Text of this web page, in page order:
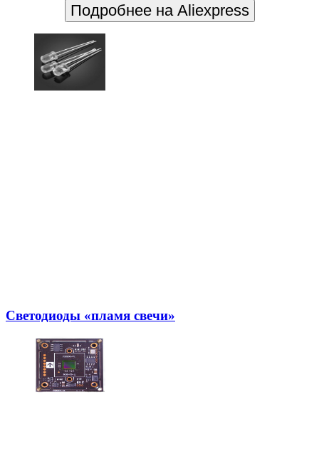
Подробнее на Aliexpress
Светодиоды «пламя свечи»